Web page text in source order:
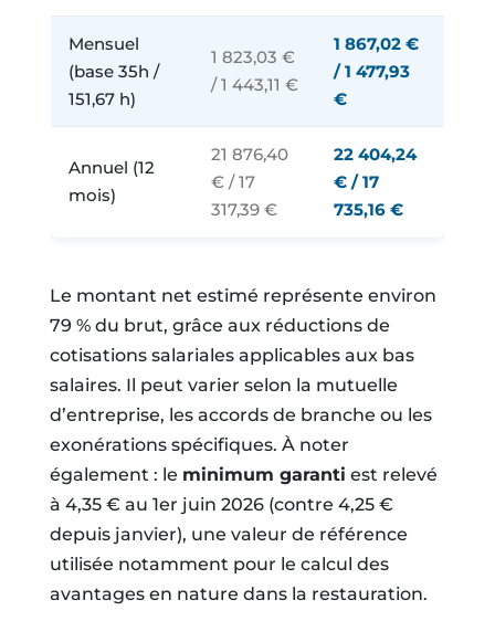
Mensuel
(base 35h /
151,67 h)
1 823,03 €
/ 1 443,11 €
1 867,02 €
/ 1 477,93
€
Annuel (12
mois)
21 876,40
€ / 17
317,39 €
22 404,24
€ / 17
735,16 €
Le montant net estimé représente environ
79 % du brut, grâce aux réductions de
cotisations salariales applicables aux bas
salaires. Il peut varier selon la mutuelle
d’entreprise, les accords de branche ou les
exonérations spécifiques. À noter
également : le minimum garanti est relevé
à 4,35 € au 1er juin 2026 (contre 4,25 €
depuis janvier), une valeur de référence
utilisée notamment pour le calcul des
avantages en nature dans la restauration.